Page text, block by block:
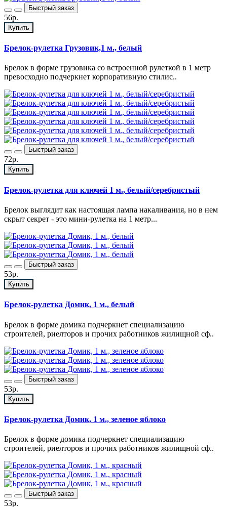
Быстрый заказ
56р.
Купить
Брелок-рулетка Грузовик,1 м., белый
Брелок в форме грузовика со встроенной рулеткой в 1 метр
превосходно подчеркнет корпоративную стилис..
Быстрый заказ
72р.
Купить
Брелок-рулетка для ключей 1 м., белый/серебристый
Брелок выглядит как настоящая лампа накаливания, но в нем
скрыт секрет - это мини-рулетка на 1 метр...
Быстрый заказ
53р.
Купить
Брелок-рулетка Домик, 1 м., белый
Брелок в форме домика подчеркнет специализацию
строителей, риелторов и прочих работников жилищной сф..
Быстрый заказ
53р.
Купить
Брелок-рулетка Домик, 1 м., зеленое яблоко
Брелок в форме домика подчеркнет специализацию
строителей, риелторов и прочих работников жилищной сф..
Быстрый заказ
53р.